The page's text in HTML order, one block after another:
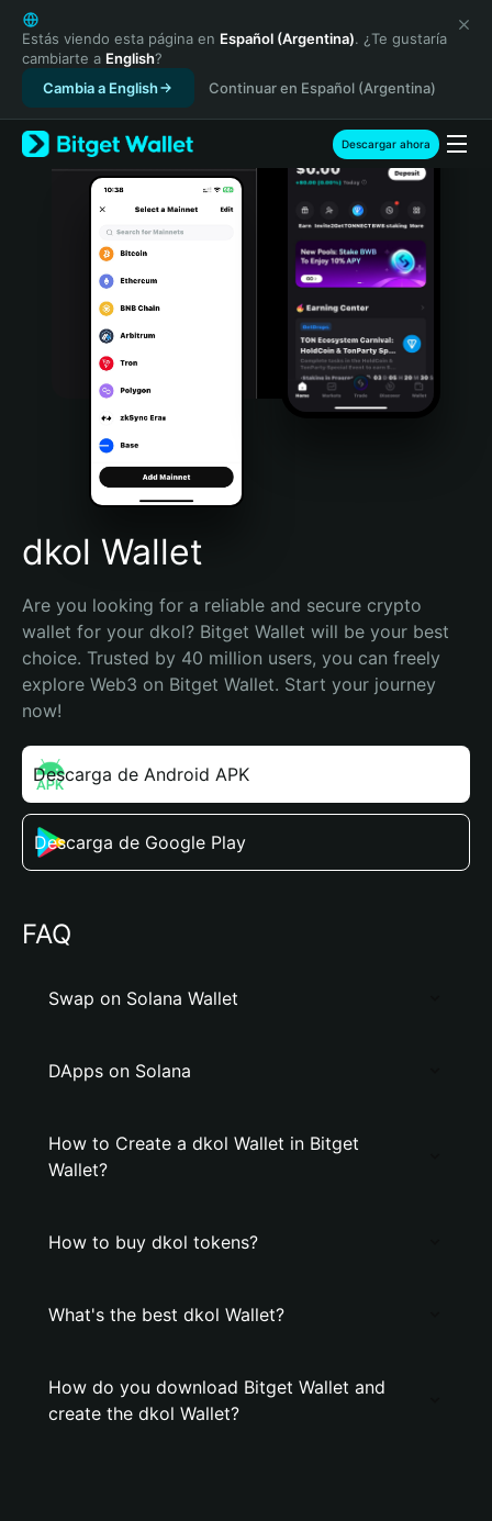
English
日本語
Tiếng Việt
Русский
Español (Latinoamérica)
Türkçe
Italiano
Português (Portugal)
Bahasa Indonesia
Português (Brasil)
Español (Argentina)
Estás viendo esta página en Español (Argentina). ¿Te gustaría
cambiarte a English?
Cambia a English
Continuar en Español (Argentina)
Descargar ahora
dkol Wallet
Are you looking for a reliable and secure crypto
wallet for your dkol? Bitget Wallet will be your best
choice. Trusted by 40 million users, you can freely
explore Web3 on Bitget Wallet. Start your journey
now!
Descarga de Android APK
Descarga de Google Play
FAQ
Swap on Solana Wallet
DApps on Solana
How to Create a dkol Wallet in Bitget
Wallet?
How to buy dkol tokens?
What's the best dkol Wallet?
How do you download Bitget Wallet and
create the dkol Wallet?